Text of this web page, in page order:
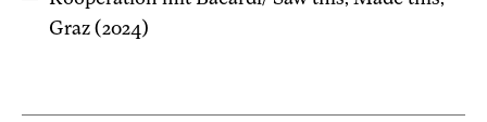
Graz (2024)